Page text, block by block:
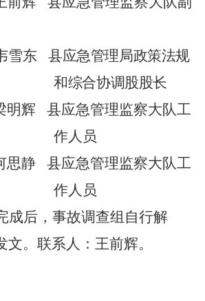
雪东
县应急管理局政策法规
和综合协调股股长
明辉
县应急管理监察大队工
作人员
思静
县应急管理监察大队工
作人员
成后，事故调查组自行解
文。联系人：王前辉。